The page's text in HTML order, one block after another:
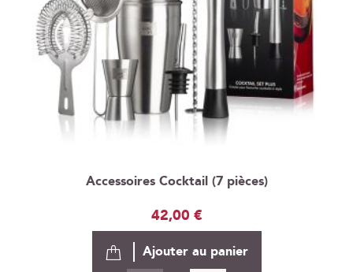
Accessoires Cocktail (7 pièces)
42,00 €
Ajouter au panier